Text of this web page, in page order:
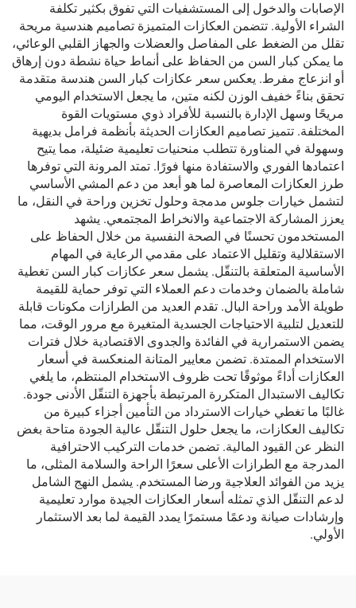
الإصابات والدخول إلى المستشفيات التي تفوق بكثير تكلفة
الشراء الأولية. تتضمن العكازات المتميزة تصاميم هندسية مريحة
تقلل من الضغط على المفاصل والعضلات والجهاز القلبي الوعائي،
ما يمكن كبار السن من الحفاظ على أنماط حياة نشطة دون إرهاق
أو انزعاج مفرط. يعكس سعر عكازات كبار السن هندسة متقدمة
تحقق بناءً خفيف الوزن لكنه متين، ما يجعل الاستخدام اليومي
مريحًا وسهل الإدارة بالنسبة للأفراد ذوي مستويات القوة
المختلفة. تتميز تصاميم العكازات الحديثة بأنظمة فرامل بديهية
وسهولة في المناورة تتطلب منحنيات تعليمية ضئيلة، مما يتيح
اعتمادها الفوري والاستفادة منها فورًا. تمتد المرونة التي توفرها
طرز العكازات المعاصرة لما هو أبعد من دعم المشي الأساسي
لتشمل خيارات جلوس مدمجة وحلول تخزين وراحة في النقل، ما
يعزز المشاركة الاجتماعية والانخراط المجتمعي. يشهد
المستخدمون تحسنًا في الصحة النفسية من خلال الحفاظ على
الاستقلالية وتقليل الاعتماد على مقدمي الرعاية في المهام
الأساسية المتعلقة بالتنقّل. يشمل سعر عكازات كبار السن تغطية
شاملة بالضمان وخدمات دعم العملاء التي توفر حماية للقيمة
طويلة الأمد وراحة البال. تقدم العديد من الطرازات مكونات قابلة
للتعديل لتلبية الاحتياجات الجسدية المتغيرة مع مرور الوقت، مما
يضمن الاستمرارية في الفائدة والجدوى الاقتصادية خلال فترات
الاستخدام الممتدة. تضمن معايير المتانة المنعكسة في أسعار
العكازات أداءً موثوقًا تحت ظروف الاستخدام المنتظم، ما يلغي
تكاليف الاستبدال المتكررة المرتبطة بأجهزة التنقّل الأدنى جودة.
غالبًا ما تغطي خيارات الاسترداد من التأمين أجزاء كبيرة من
تكاليف العكازات، ما يجعل حلول التنقّل عالية الجودة متاحة بغض
النظر عن القيود المالية. تضمن خدمات التركيب الاحترافية
المدرجة مع الطرازات الأعلى سعرًا الراحة والسلامة المثلى، ما
يزيد من الفوائد العلاجية ورضا المستخدم. يشمل النهج الشامل
لدعم التنقّل الذي تمثله أسعار العكازات الجيدة موارد تعليمية
وإرشادات صيانة ودعمًا مستمرًا يمدد القيمة لما بعد الاستثمار
الأولي.